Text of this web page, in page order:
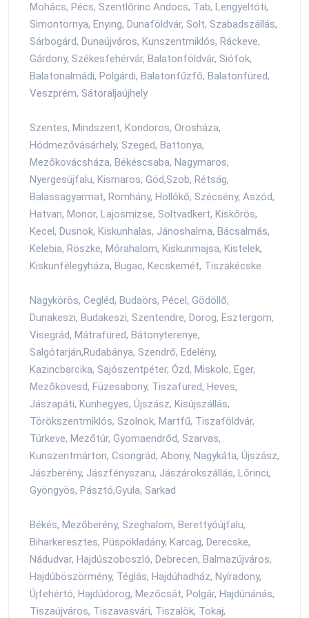
Mohács, Pécs, Szentlőrinc Andocs, Tab, Lengyeltóti,
Simontornya, Enying, Dunaföldvár, Solt, Szabadszállás,
Sárbogárd, Dunaújváros, Kunszentmiklós, Ráckeve,
Gárdony, Székesfehérvár, Balatonföldvár, Siófok,
Balatonalmádi, Polgárdi, Balatonfűzfő, Balatonfüred,
Veszprém, Sátoraljaújhely
Szentes, Mindszent, Kondoros, Orosháza,
Hódmezővásárhely, Szeged, Battonya,
Mezőkovácsháza, Békéscsaba, Nagymaros,
Nyergesújfalu, Kismaros, Göd,Szob, Rétság,
Balassagyarmat, Romhány, Hollókő, Szécsény, Aszód,
Hatvan, Monor, Lajosmizse, Soltvadkert, Kiskőrös,
Kecel, Dusnok, Kiskunhalas, Jánoshalma, Bácsalmás,
Kelebia, Röszke, Mórahalom, Kiskunmajsa, Kistelek,
Kiskunfélegyháza, Bugac, Kecskemét, Tiszakécske
Nagykörös, Cegléd, Budaörs, Pécel, Gödöllő,
Dunakeszi, Budakeszi, Szentendre, Dorog, Esztergom,
Visegrád, Mátrafüred, Bátonyterenye,
Salgótarján,Rudabánya, Szendrő, Edelény,
Kazincbarcika, Sajószentpéter, Ózd, Miskolc, Eger,
Mezőkövesd, Füzesabony, Tiszafüred, Heves,
Jászapáti, Kunhegyes, Újszász, Kisújszállás,
Törökszentmiklós, Szolnok, Martfű, Tiszaföldvár,
Túrkeve, Mezőtúr, Gyomaendrőd, Szarvas,
Kunszentmárton, Csongrád, Abony, Nagykáta, Újszász,
Jászberény, Jászfényszaru, Jászárokszállás, Lőrinci,
Gyöngyös, Pásztó,Gyula, Sarkad
Békés, Mezőberény, Szeghalom, Berettyóújfalu,
Biharkeresztes, Püspökladány, Karcag, Derecske,
Nádudvar, Hajdúszoboszló, Debrecen, Balmazújváros,
Hajdúböszörmény, Téglás, Hajdúhadház, Nyíradony,
Újfehértó, Hajdúdorog, Mezőcsát, Polgár, Hajdúnánás,
Tiszaújváros, Tiszavasvári, Tiszalök, Tokaj,